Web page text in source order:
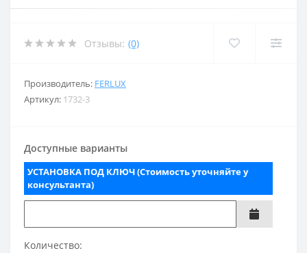
Отзывы: (0)
Производитель: FERLUX
Артикул: 1732-3
Доступные варианты
УСТАНОВКА ПОД КЛЮЧ (Стоимость уточняйте у
консультанта)
Количество: